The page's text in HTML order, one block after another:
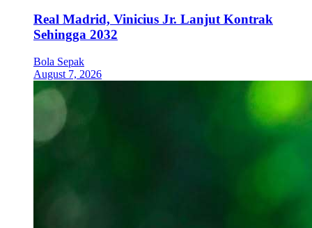
Real Madrid, Vinicius Jr. Lanjut Kontrak
Sehingga 2032
Bola Sepak
August 7, 2026